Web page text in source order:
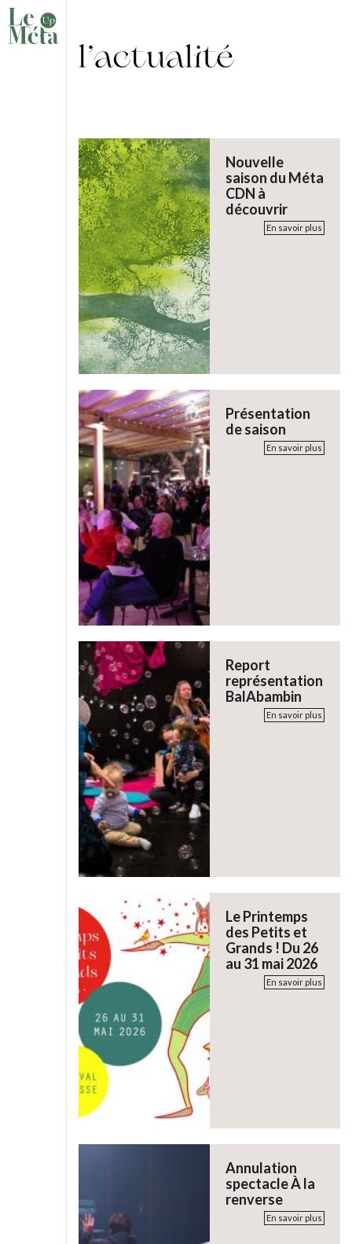
Nouvelle
saison du Méta
CDN à
découvrir
En savoir plus
Présentation
de saison
En savoir plus
Report
représentation
BalAbambin
En savoir plus
Le Printemps
des Petits et
Grands ! Du 26
au 31 mai 2026
En savoir plus
Annulation
spectacle À la
renverse
En savoir plus